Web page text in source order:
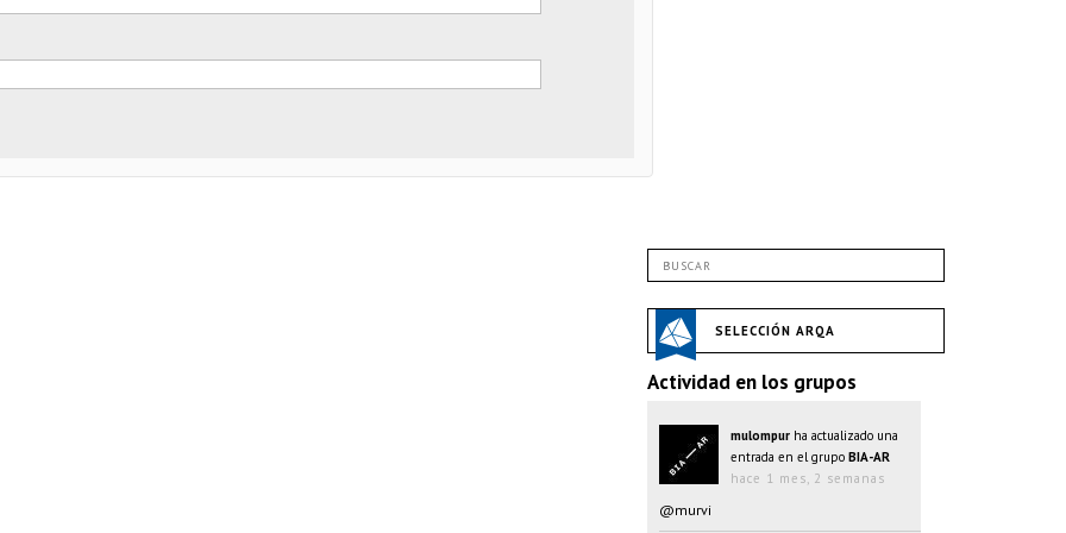
SELECCIÓN ARQA
Actividad en los grupos
mulompur ha actualizado una
entrada en el grupo BIA-AR
hace 1 mes, 2 semanas
@murvi